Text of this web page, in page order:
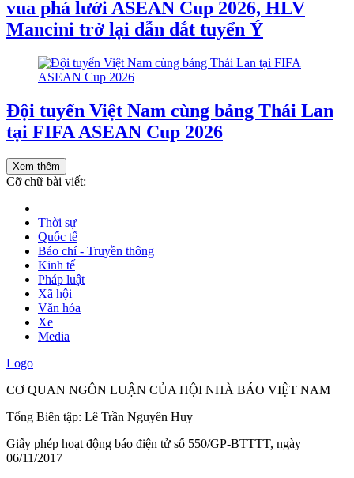
vua phá lưới ASEAN Cup 2026, HLV
Mancini trở lại dẫn dắt tuyển Ý
Đội tuyển Việt Nam cùng bảng Thái Lan
tại FIFA ASEAN Cup 2026
Xem thêm
Cỡ chữ bài viết:
Thời sự
Quốc tế
Báo chí - Truyền thông
Kinh tế
Pháp luật
Xã hội
Văn hóa
Xe
Media
Logo
CƠ QUAN NGÔN LUẬN CỦA HỘI NHÀ BÁO VIỆT NAM
Tổng Biên tập: Lê Trần Nguyên Huy
Giấy phép hoạt động báo điện tử số 550/GP-BTTTT, ngày
06/11/2017